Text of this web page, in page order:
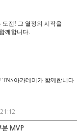
도전! 그 열정의 시작을
께합니다.
TNS아카데미가 함께합니다.
분 MVP